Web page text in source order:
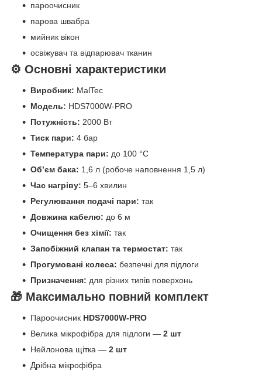
пароочисник
парова швабра
мийник вікон
освіжувач та відпарювач тканин
⚙ Основні характеристики
Виробник: MalTec
Модель: HDS7000W-PRO
Потужність: 2000 Вт
Тиск пари: 4 бар
Температура пари: до 100 °C
Обʼєм бака: 1,6 л (робоче наповнення 1,5 л)
Час нагріву: 5–6 хвилин
Регулювання подачі пари: так
Довжина кабелю: до 6 м
Очищення без хімії: так
Запобіжний клапан та термостат: так
Прогумовані колеса: безпечні для підлоги
Призначення: для різних типів поверхонь
🎁 Максимально повний комплект
Пароочисник HDS7000W-PRO
Велика мікрофібра для підлоги — 2 шт
Нейлонова щітка — 2 шт
Дрібна мікрофібра